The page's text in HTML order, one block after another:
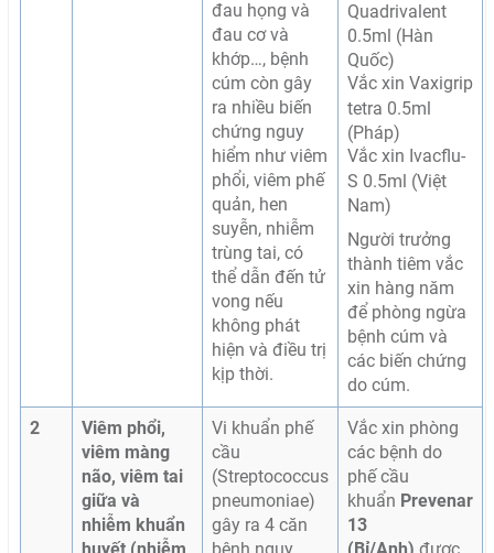
đau họng và
đau cơ và
khớp…, bệnh
cúm còn gây
ra nhiều biến
chứng nguy
hiểm như viêm
phổi, viêm phế
quản, hen
suyễn, nhiễm
trùng tai, có
thể dẫn đến tử
vong nếu
không phát
hiện và điều trị
kịp thời.
Quadrivalent
0.5ml (Hàn
Quốc)
Vắc xin Vaxigrip
tetra 0.5ml
(Pháp)
Vắc xin Ivacflu-
S 0.5ml (Việt
Nam)
Người trưởng
thành tiêm vắc
xin hàng năm
để phòng ngừa
bệnh cúm và
các biến chứng
do cúm.
2
Viêm phổi,
viêm màng
não, viêm tai
giữa và
nhiễm khuẩn
Vi khuẩn phế
cầu
(Streptococcus
pneumoniae)
gây ra 4 căn
Vắc xin phòng
các bệnh do
phế cầu
khuẩn Prevenar
13